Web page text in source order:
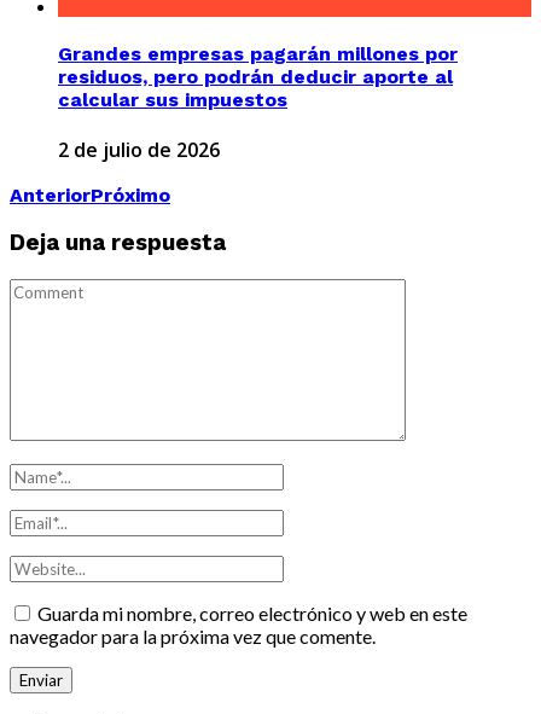
Grandes empresas pagarán millones por
residuos, pero podrán deducir aporte al
calcular sus impuestos
2 de julio de 2026
AnteriorPróximo
Deja una respuesta
Guarda mi nombre, correo electrónico y web en este
navegador para la próxima vez que comente.